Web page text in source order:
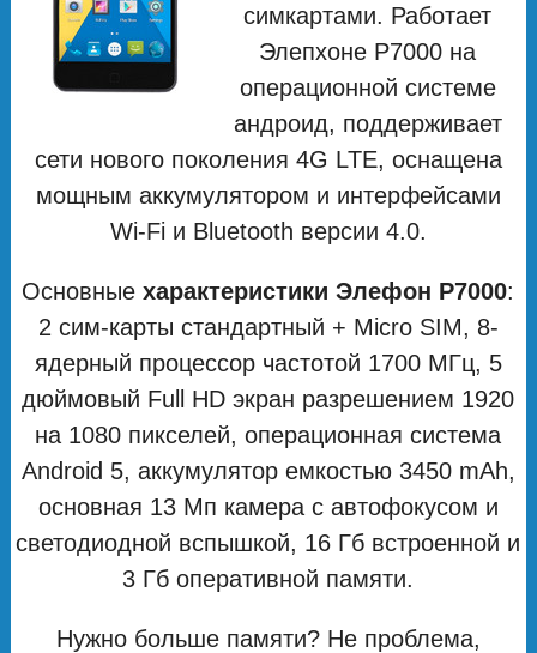
симкартами. Работает
Элепхоне Р7000 на
операционной системе
андроид, поддерживает
сети нового поколения 4G LTE, оснащена
мощным аккумулятором и интерфейсами
Wi-Fi и Bluetooth версии 4.0.
Основныехарактеристики Элефон P7000:
2 сим-карты стандартный + Micro SIM, 8-
ядерный процессор частотой 1700 МГц, 5
дюймовый Full HD экран разрешением 1920
на 1080 пикселей, операционная система
Android 5, аккумулятор емкостью 3450 mAh,
основная 13 Мп камера с автофокусом и
светодиодной вспышкой, 16 Гб встроенной и
3 Гб оперативной памяти.
Нужно больше памяти? Не проблема,